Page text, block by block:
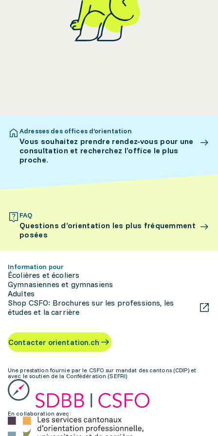
Adresses des offices d’orientation
Vous souhaitez prendre rendez-vous pour une
consultation et recherchez l’office le plus
proche.
FAQ
Questions d’orientation les plus fréquemment
posées
Information pour
Écolières et écoliers
Gymnasiennes et gymnasiens
Adultes
Shop CSFO: Brochures sur les professions, les
études et la carrière
Contacter orientation.ch
Une prestation fournie par le CSFO sur mandat des cantons (CDIP) et
avec le soutien de la Confédération (SEFRI)
En collaboration avec: